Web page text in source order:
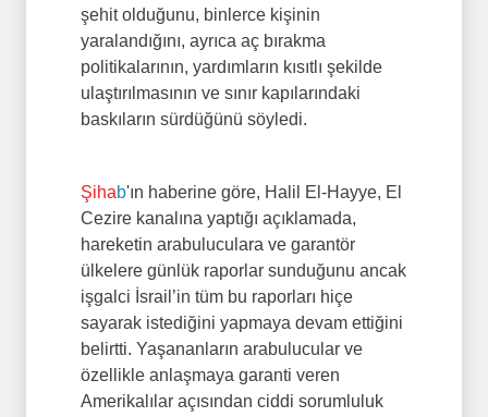
şehit olduğunu, binlerce kişinin
yaralandığını, ayrıca aç bırakma
politikalarının, yardımların kısıtlı şekilde
ulaştırılmasının ve sınır kapılarındaki
baskıların sürdüğünü söyledi.
Şihab'ın haberine göre, Halil El-Hayye, El
Cezire kanalına yaptığı açıklamada,
hareketin arabuluculara ve garantör
ülkelere günlük raporlar sunduğunu ancak
işgalci İsrail’in tüm bu raporları hiçe
sayarak istediğini yapmaya devam ettiğini
belirtti. Yaşananların arabulucular ve
özellikle anlaşmaya garanti veren
Amerikalılar açısından ciddi sorumluluk